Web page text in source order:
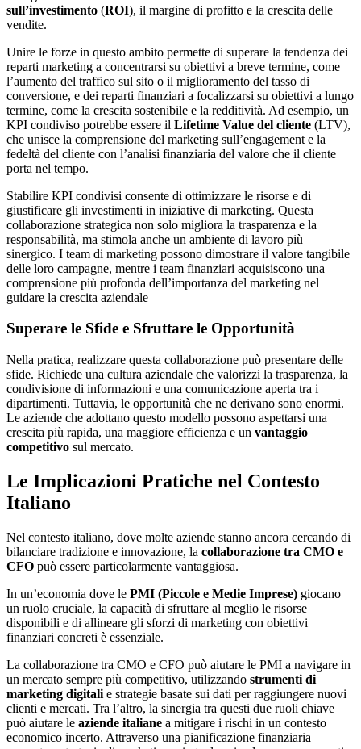
sull’investimento (ROI), il margine di profitto e la crescita delle
vendite.
Unire le forze in questo ambito permette di superare la tendenza dei
reparti marketing a concentrarsi su obiettivi a breve termine, come
l’aumento del traffico sul sito o il miglioramento del tasso di
conversione, e dei reparti finanziari a focalizzarsi su obiettivi a lungo
termine, come la crescita sostenibile e la redditività. Ad esempio, un
KPI condiviso potrebbe essere il Lifetime Value del cliente (LTV),
che unisce la comprensione del marketing sull’engagement e la
fedeltà del cliente con l’analisi finanziaria del valore che il cliente
porta nel tempo.
Stabilire KPI condivisi consente di ottimizzare le risorse e di
giustificare gli investimenti in iniziative di marketing. Questa
collaborazione strategica non solo migliora la trasparenza e la
responsabilità, ma stimola anche un ambiente di lavoro più
sinergico. I team di marketing possono dimostrare il valore tangibile
delle loro campagne, mentre i team finanziari acquisiscono una
comprensione più profonda dell’importanza del marketing nel
guidare la crescita aziendale
Superare le Sfide e Sfruttare le Opportunità
Nella pratica, realizzare questa collaborazione può presentare delle
sfide. Richiede una cultura aziendale che valorizzi la trasparenza, la
condivisione di informazioni e una comunicazione aperta tra i
dipartimenti. Tuttavia, le opportunità che ne derivano sono enormi.
Le aziende che adottano questo modello possono aspettarsi una
crescita più rapida, una maggiore efficienza e un vantaggio
competitivo sul mercato.
Le Implicazioni Pratiche nel Contesto
Italiano
Nel contesto italiano, dove molte aziende stanno ancora cercando di
bilanciare tradizione e innovazione, la collaborazione tra CMO e
CFO può essere particolarmente vantaggiosa.
In un’economia dove le PMI (Piccole e Medie Imprese) giocano
un ruolo cruciale, la capacità di sfruttare al meglio le risorse
disponibili e di allineare gli sforzi di marketing con obiettivi
finanziari concreti è essenziale.
La collaborazione tra CMO e CFO può aiutare le PMI a navigare in
un mercato sempre più competitivo, utilizzando strumenti di
marketing digitali e strategie basate sui dati per raggiungere nuovi
clienti e mercati. Tra l’altro, la sinergia tra questi due ruoli chiave
può aiutare le aziende italiane a mitigare i rischi in un contesto
economico incerto. Attraverso una pianificazione finanziaria